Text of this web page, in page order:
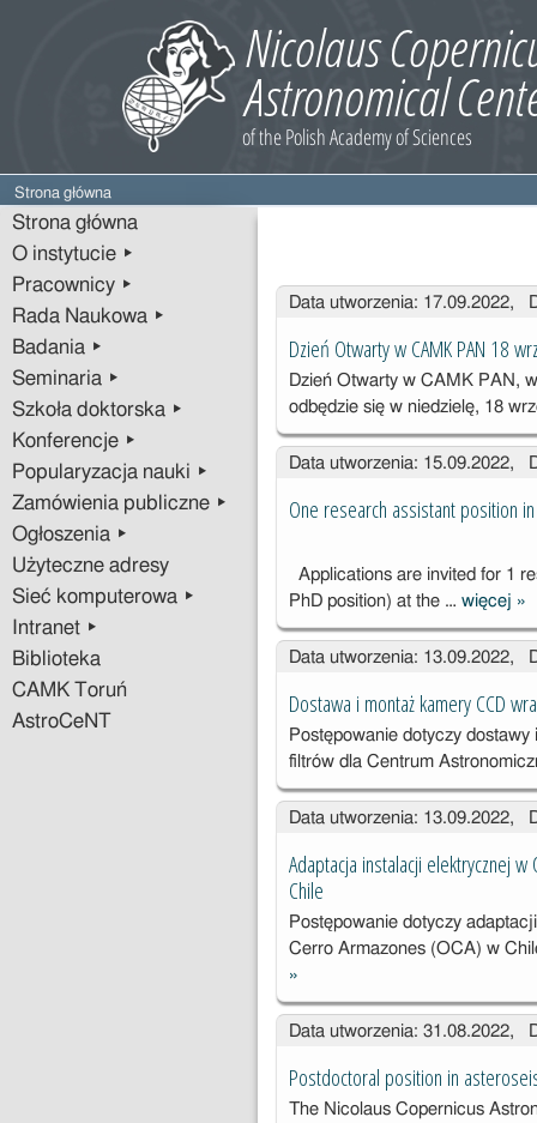
Strona główna
Strona główna
O instytucie ▸
Pracownicy ▸
Rada Naukowa ▸
Badania ▸
Seminaria ▸
Szkoła doktorska ▸
Konferencje ▸
Popularyzacja nauki ▸
Zamówienia publiczne ▸
Ogłoszenia ▸
Użyteczne adresy
Sieć komputerowa ▸
Intranet ▸
Biblioteka
CAMK Toruń
AstroCeNT
Wpisy
Data utworzenia: 17.09.2022,
Dzień Otwarty w CAMK PAN 18
Dzień Otwarty w CAMK PAN,
odbędzie się w niedzielę, 18
Data utworzenia: 15.09.2022,
One research assistant position
Applications are invited for 1
PhD position) at the …więcej »
Data utworzenia: 13.09.2022,
Dostawa i montaż kamery CCD
Postępowanie dotyczy
filtrów dla Centrum
Data utworzenia: 13.09.2022,
Adaptacja instalacji elektrycznej
Chile
Postępowanie dotyczy a
Cerro Armazones (OCA) w
Adaptacja
instalacji
elektrycznej w
Cerro
Armazones
»
Data utworzenia: 31.08.2022,
Postdoctoral position in
The Nicolaus Copernicus